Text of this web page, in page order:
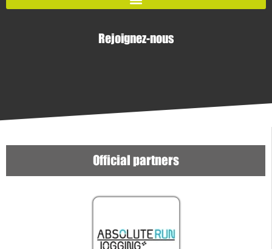
Rejoignez-nous
Official partners